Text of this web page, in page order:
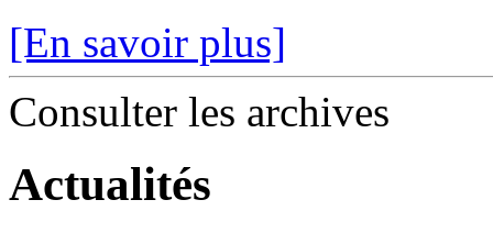
[En savoir plus]
Consulter les archives
Actualités